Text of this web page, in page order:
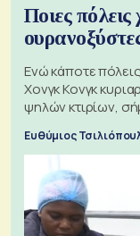
Ποιες πόλεις
Ενώ κάποτε
Χονγκ Κονγκ
ψηλών κτιρίων,
Ευθύμιος